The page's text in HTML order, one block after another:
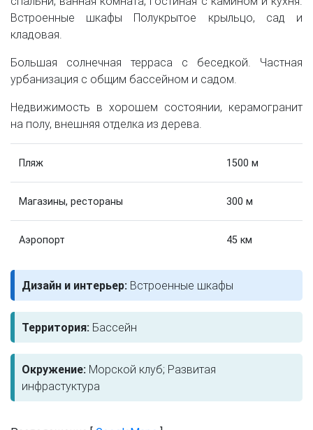
Встроенные шкафы Полукрытое крыльцо, сад и
кладовая.
Большая солнечная терраса с беседкой. Частная
урбанизация с общим бассейном и садом.
Недвижимость в хорошем состоянии, керамогранит
на полу, внешняя отделка из дерева.
Пляж 1500 м
Магазины, рестораны 300 м
Аэропорт 45 км
Дизайн и интерьер: Встроенные шкафы
Территория: Бассейн
Окружение: Морской клуб; Развитая
инфрастуктура